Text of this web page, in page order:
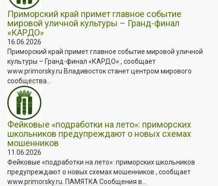
Приморский край примет главное событие
мировой уличной культуры – Гранд-финал
«КАРДО»
16.06.2026
Приморский край примет главное событие мировой уличной
культуры – Гранд-финал «КАРДО» , сообщает
www.primorsky.ru Владивосток станет центром мирового
сообщества...
Фейковые «подработки на лето»: приморских
школьников предупреждают о новых схемах
мошенников
11.06.2026
Фейковые «подработки на лето»: приморских школьников
предупреждают о новых схемах мошенников , сообщает
www.primorsky.ru. ПАМЯТКА Сообщения в...